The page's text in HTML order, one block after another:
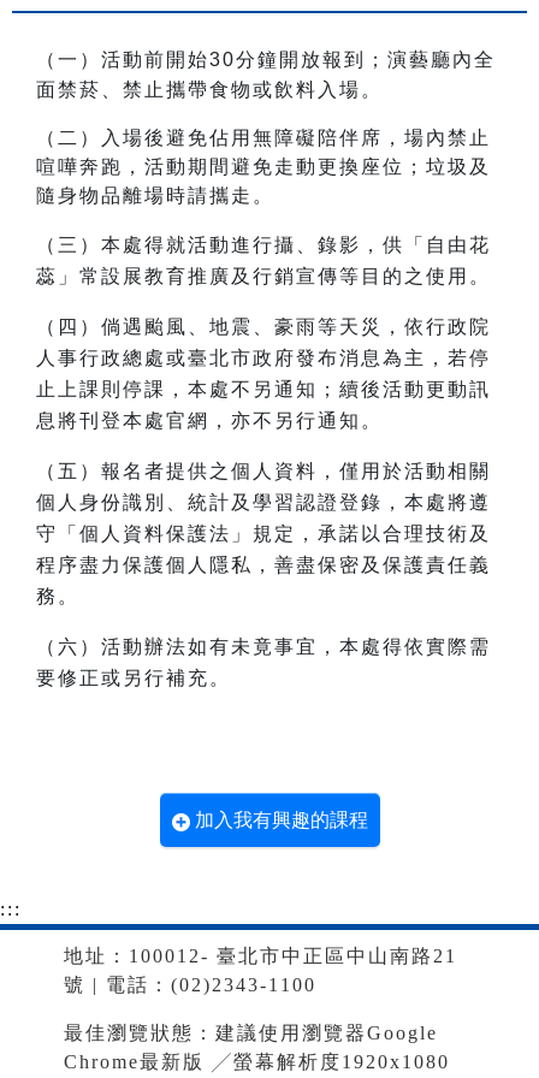
（一）活動前開始30分鐘開放報到；演藝廳內全
面禁菸、禁止攜帶食物或飲料入場。
（二）入場後避免佔用無障礙陪伴席，場內禁止
喧嘩奔跑， 活動期間避免走動更換座位；垃圾及
隨身物品離場時請攜走。
（三）本處得就活動進行攝、錄影，供「自由花
蕊」常設展教育推廣及行銷宣傳等目的之使用。
（四）倘遇颱風、地震、豪雨等天災，依行政院
人事行政總處或臺北市政府發布消息為主，若停
止上課則停課，本處不另通知；續後活動更動訊
息將刊登本處官網，亦不另行通知。
（五）報名者提供之個人資料，僅用於活動相關
個人身份識別、統計及學習認證登錄，本處將遵
守「個人資料保護法」規定，承諾以合理技術及
程序盡力保護個人隱私，善盡保密及保護責任義
務。
（六）活動辦法如有未竟事宜，本處得依實際需
要修正或另行補充。
加入我有興趣的課程
:::
地址：100012- 臺北市中正區中山南路21
號 | 電話：(02)2343-1100
最佳瀏覽狀態：建議使用瀏覽器Google
Chrome最新版 ╱螢幕解析度1920x1080